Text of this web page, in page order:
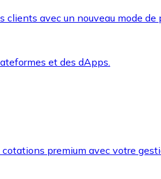
avec un nouveau mode de
et des dApps.
premium avec votre